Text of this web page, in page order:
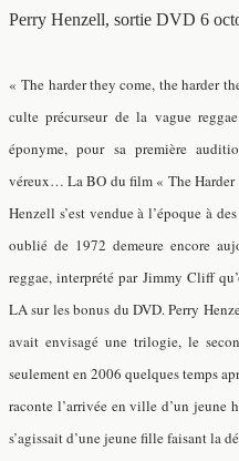
Perry Henzell, sortie DVD 6
« The harder they come, the harder
culte précurseur de la vague
éponyme, pour sa première
véreux… La BO du film « The Harder
Henzell s’est vendue à l’époque à
oublié de 1972 demeure encore
reggae, interprété par Jimmy Cliff
LA sur les bonus du DVD. Perry
avait envisagé une trilogie, le
seulement en 2006 quelques temps
raconte l’arrivée en ville d’un jeune
s’agissait d’une jeune fille faisant la